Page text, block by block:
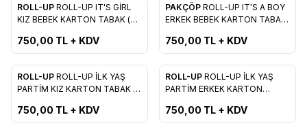
Favorilere Ekle
ROLL-UP ROLL-UP IT'S GİRL
KIZ BEBEK KARTON TABAK (
750,00 TL + KDV
Favorilere Ekle
PAKÇÖP ROLL-UP IT'S A BOY
ERKEK BEBEK KARTON TABAK
750,00 TL + KDV
Favorilere Ekle
ROLL-UP ROLL-UP İLK YAŞ
PARTİM KIZ KARTON TABAK (
750,00 TL + KDV
Favorilere Ekle
ROLL-UP ROLL-UP İLK YAŞ
PARTİM ERKEK KARTON
750,00 TL + KDV